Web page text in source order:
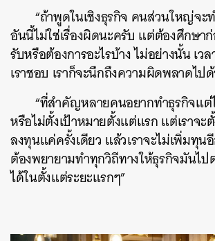
“ถ้าพูดในเชิงธุรกิจ คนส่วนใหญ่จะ
อันนี้ไม่ใช่เรื่องผิดนะครับ แต่ต้องศึกษา
รับหรือต้องการอะไรบ้าง ไม่อย่างนั้น เว
เราชอบ เราก็จะนึกถึงความผิดพลาดไป
“ที่สำคัญหลายคนอยากทำธุรกิจแต่
หรือไม่ตั้งเป้าหมายตั้งแต่แรก แต่เราจะตั้
ลงทุนแค่ครั้งเดียว แล้วเราจะไม่เพิ่มทุน
ต้องพยายามทำทุกวิถีทางให้ธุรกิจมันไ
ได้ในตั้งแต่ระยะแรกๆ”